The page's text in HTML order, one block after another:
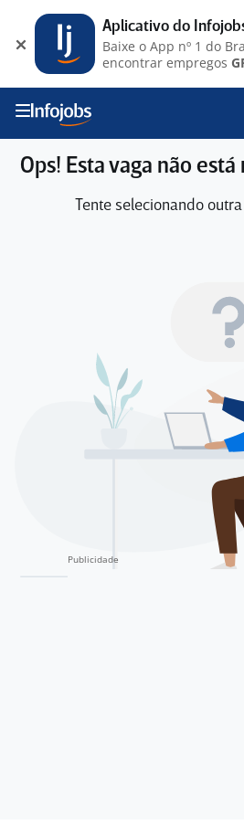
Ops! Esta vaga não
Tente selecionando
Aplicativo do
Baixe o App nº 1 do
encontrar empregos